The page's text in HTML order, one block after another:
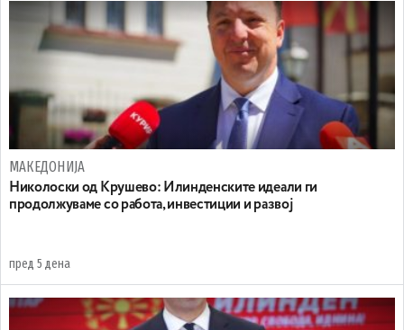
МАКЕДОНИЈА
Николоски од Крушево: Илинденските идеали ги
продолжуваме со работа, инвестиции и развој
пред 5 дена